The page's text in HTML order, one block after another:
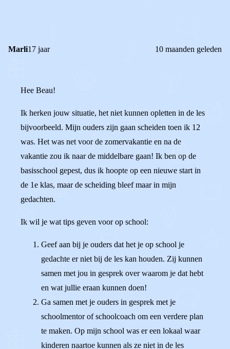
Marli17 jaar 10 maanden geleden
Hee Beau!
Ik herken jouw situatie, het niet kunnen opletten in de les
bijvoorbeeld. Mijn ouders zijn gaan scheiden toen ik 12
was. Het was net voor de zomervakantie en na de
vakantie zou ik naar de middelbare gaan! Ik ben op de
basisschool gepest, dus ik hoopte op een nieuwe start in
de 1e klas, maar de scheiding bleef maar in mijn
gedachten.
Ik wil je wat tips geven voor op school:
Geef aan bij je ouders dat het je op school je
gedachte er niet bij de les kan houden. Zij kunnen
samen met jou in gesprek over waarom je dat hebt
en wat jullie eraan kunnen doen!
Ga samen met je ouders in gesprek met je
schoolmentor of schoolcoach om een verdere plan
te maken. Op mijn school was er een lokaal waar
kinderen naartoe kunnen als ze niet in de les